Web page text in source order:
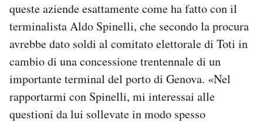
queste aziende esattamente come ha fatto con il
terminalista Aldo Spinelli, che secondo la procura
avrebbe dato soldi al comitato elettorale di Toti in
cambio di una concessione trentennale di un
importante terminal del porto di Genova. «Nel
rapportarmi con Spinelli, mi interessai alle
questioni da lui sollevate in modo spesso